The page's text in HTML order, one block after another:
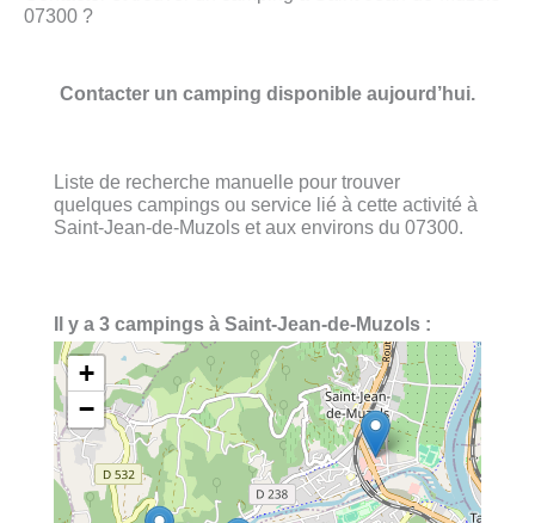
07300 ?
Contacter un camping disponible aujourd’hui.
Liste de recherche manuelle pour trouver
quelques campings ou service lié à cette activité à
Saint-Jean-de-Muzols et aux environs du 07300.
Il y a 3 campings à Saint-Jean-de-Muzols :
+
−